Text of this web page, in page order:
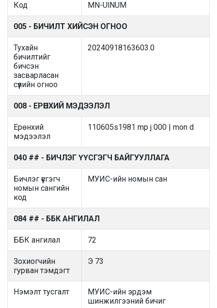
Код MN-UlNUM
005 - БИЧИЛТ ХИЙСЭН ОГНОО
Тухайн
бичилтийг
бичсэн
засварласан
сүүлийн огноо
20240918163603.0
008 - ЕРӨНХИЙ МЭДЭЭЛЭЛ
Ерөнхий
мэдээлэл
110605s1981 mp j 000 | mon d
040 ## - БИЧЛЭГ ҮҮСГЭГЧ БАЙГУУЛЛАГА
Бичлэг үүсгэгч
номын сангийн
код
МУИС-ийн номын сан
084 ## - ББК АНГИЛАЛ
ББК ангилал 72
Зохиогчийн
гурван тэмдэгт
Э 73
Нэмэлт тусгалт
МУИС-ийн эрдэм
шинжилгээний бичиг